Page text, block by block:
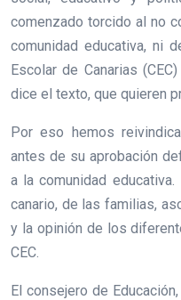
comenzado torcido al no
comunidad educativa, ni
Escolar de Canarias
dice el texto, que quieren
Por eso hemos
antes de su aprobación
a la comunidad
canario, de las familias,
y la opinión de los
CEC.
El consejero de